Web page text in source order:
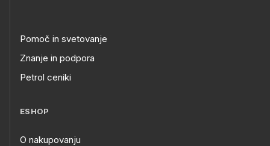
Pomoč in svetovanje
Znanje in podpora
Petrol ceniki
ESHOP
O nakupovanju